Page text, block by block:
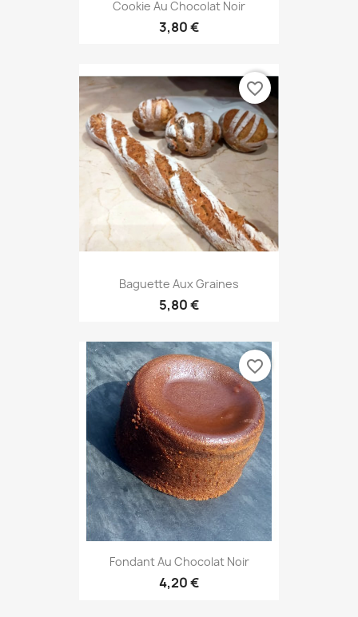
Cookie Au Chocolat Noir
3,80 €
Baguette Aux Graines
5,80 €
favorite_border
Fondant Au Chocolat Noir
4,20 €
favorite_border